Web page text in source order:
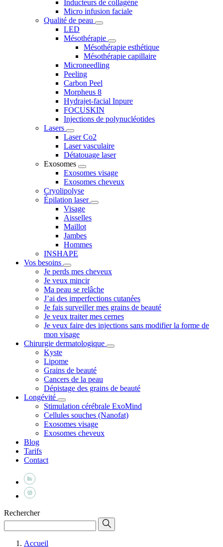
Inducteurs de collagène
Micro infusion faciale
Qualité de peau
LED
Mésothérapie
Mésothérapie esthétique
Mésothérapie capillaire
Microneedling
Peeling
Carbon Peel
Morpheus 8
Hydrajet-facial Inpure
FOCUSKIN
Injections de polynucléotides
Lasers
Laser Co2
Laser vasculaire
Détatouage laser
Exosomes
Exosomes visage
Exosomes cheveux
Cryolipolyse
Épilation laser
Visage
Aisselles
Maillot
Jambes
Hommes
INSHAPE
Vos besoins
Je perds mes cheveux
Je veux mincir
Ma peau se relâche
J’ai des imperfections cutanées
Je fais surveiller mes grains de beauté
Je veux traiter mes cernes
Je veux faire des injections sans modifier la forme de
mon visage
Chirurgie dermatologique
Kyste
Lipome
Grains de beauté
Cancers de la peau
Dépistage des grains de beauté
Longévité
Stimulation cérébrale ExoMind
Cellules souches (Nanofat)
Exosomes visage
Exosomes cheveux
Blog
Tarifs
Contact
Rechercher
Accueil